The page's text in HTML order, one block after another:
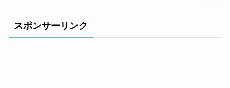
スポンサーリンク